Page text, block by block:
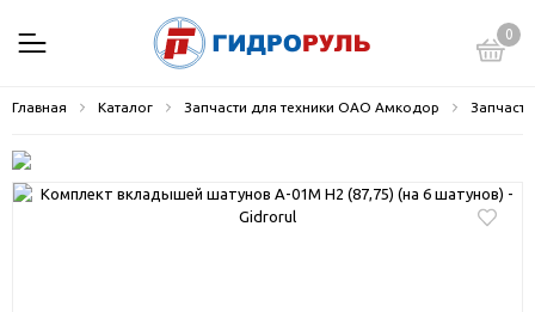
0
Главная Каталог Запчасти для техники ОАО Амкодор